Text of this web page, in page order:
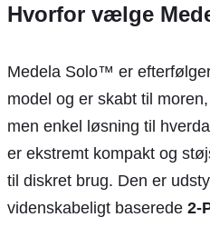
Hvorfor vælge
Medela Solo™ er
model og er skabt til
men enkel løsning til
er ekstremt kompakt og
til diskret brug. Den er
videnskabeligt baserede 2-